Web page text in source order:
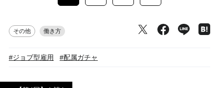
その他 働き方
#ジョブ型雇用 #配属ガチャ